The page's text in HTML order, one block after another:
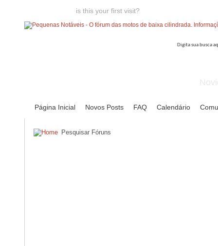
is this your first visit?
Página Inicial Novos Posts FAQ Calendário
Pesquisar Fóruns